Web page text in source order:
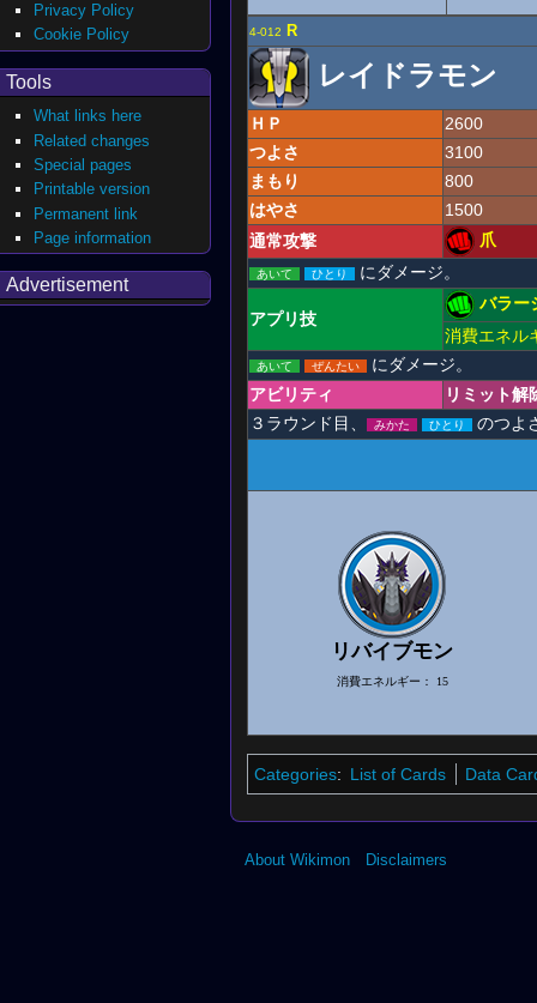
4-012 R
レイドラモン
ＨＰ
2600
つよさ
3100
まもり
800
はやさ
1500
通常攻撃
爪
あいて ひとり にダメージ。
アプリ技
バラー
消費エネル
あいて ぜんたい にダメージ。
アビリティ
リミット解
３ラウンド目、
みかた ひとり のつよ
リバイブモン
消費エネルギー： 15
Categories: List of Cards Data
Privacy Policy
Cookie Policy
Tools
What links here
Related changes
Special pages
Printable version
Permanent link
Page information
Advertisement
About Wikimon Disclaimers